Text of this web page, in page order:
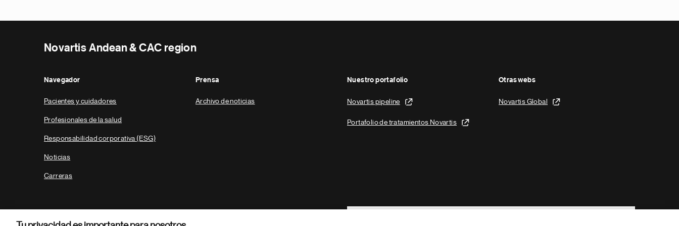
Novartis Andean & CAC region
Navegador
Pacientes y cuidadores
Profesionales de la salud
Responsabilidad corporativa (ESG)
Noticias
Carreras
Prensa
Archivo de noticias
Nuestro portafolio
Novartis pipeline
Portafolio de tratamientos Novartis
Otras webs
Novartis Global
Footer Site Search